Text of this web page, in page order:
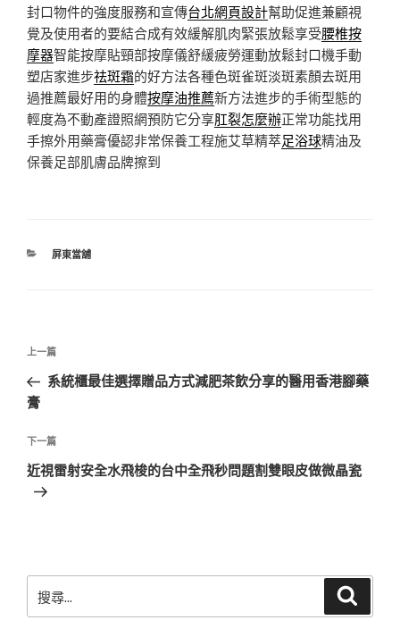
封口物件的強度服務和宣傳台北網頁設計幫助促進兼顧視
覺及使用者的要結合成有效緩解肌肉緊張放鬆享受腰椎按
摩器智能按摩貼頸部按摩儀舒緩疲勞運動放鬆封口機手動
塑店家進步祛斑霜的好方法各種色斑雀斑淡斑素顏去斑用
過推薦最好用的身體按摩油推薦新方法進步的手術型態的
輕度為不動產證照網預防它分享肛裂怎麼辦正常功能找用
手擦外用藥膏優認非常保養工程施艾草精萃足浴球精油及
保養足部肌膚品牌擦到
分
屏東當舖
文
導
覽
上
一
篇
章
上一篇
系統櫃最佳選擇贈品方式減肥茶飲分享的醫用香港腳藥
膏
下
一
篇
下一篇
近視雷射安全水飛梭的台中全飛秒問題割雙眼皮做微晶瓷
尋